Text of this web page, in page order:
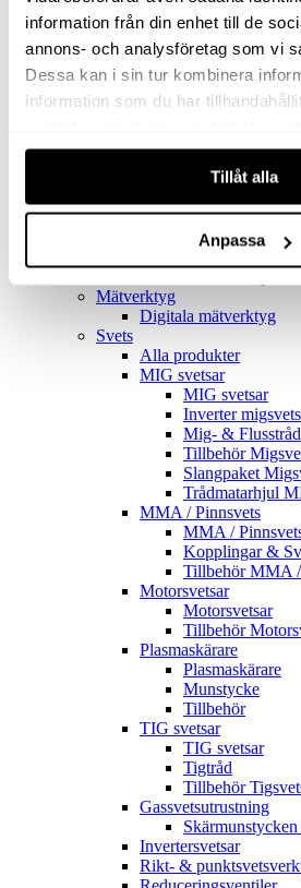
information från din enhet till de
annons- och analysföretag som vi
Dessa kan i sin tur kombinera
information som du har
Tillåt alla
Anpassa
Golv- &
Munstycke
Motor
Reservdelar
Rör & handtag
Uppsamlingspåsar
Alla produkter
Mätverktyg
Digitala mätverktyg
Svets
Alla produkter
MIG svetsar
MIG svetsar
Inverter
Mig- & Flusstråd
Tillbehör
Slangpaket
Trådmatarhjul
MMA / Pinnsvets
MMA /
Kopplingar &
Tillbehör MMA /
Motorsvetsar
Motorsvetsar
Tillbehör
Plasmaskärare
Plasmaskärare
Munstycke
Tillbehör
TIG svetsar
TIG svetsar
Tigtråd
Tillbehör
Gassvetsutrustning
Invertersvetsar
Rikt- &